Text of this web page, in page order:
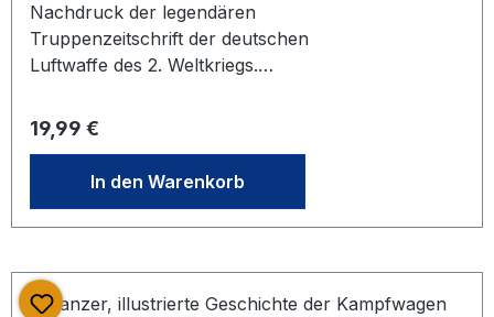
Nachdruck der legendären
Truppenzeitschrift der deutschen
Luftwaffe des 2. Weltkriegs.
Schutzfolie eingeklebt. Ca. 160
Seiten. Gut erhalten. Sehr viele
interessante Bilder und Berichte der
Dabei auch einige seltene,
interessante zeitgeschichtliche
Dokumentation, die den Krieg aus der
Regulärer Preis:
19,99 €
In den Warenkorb